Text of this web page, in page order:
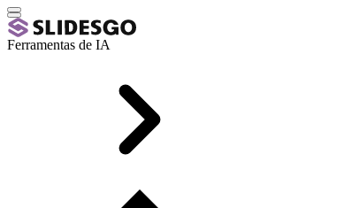
Ferramentas de IA